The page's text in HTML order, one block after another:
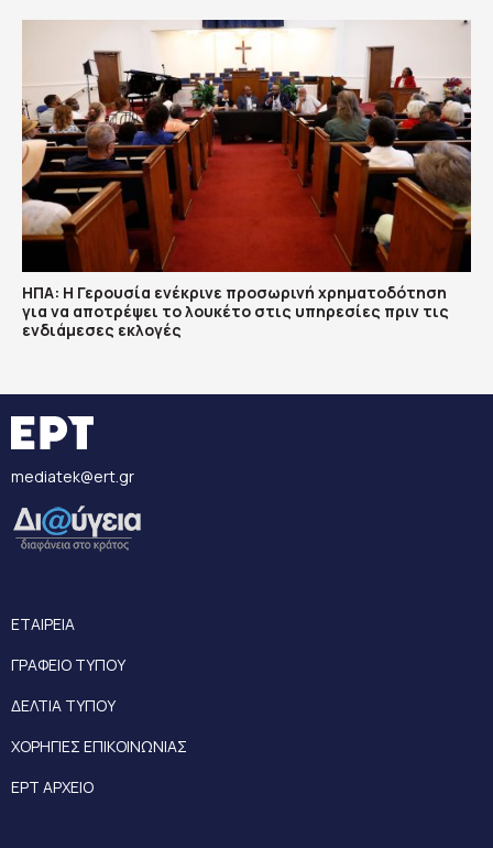
ΗΠΑ: Η Γερουσία ενέκρινε προσωρινή χρηματοδότηση
για να αποτρέψει το λουκέτο στις υπηρεσίες πριν τις
ενδιάμεσες εκλογές
mediatek@ert.gr
ΕΤΑΙΡΕΙΑ
ΓΡΑΦΕΙΟ ΤΥΠΟΥ
ΔΕΛΤΙΑ ΤΥΠΟΥ
ΧΟΡΗΓΙΕΣ ΕΠΙΚΟΙΝΩΝΙΑΣ
ΕΡΤ ΑΡΧΕΙΟ